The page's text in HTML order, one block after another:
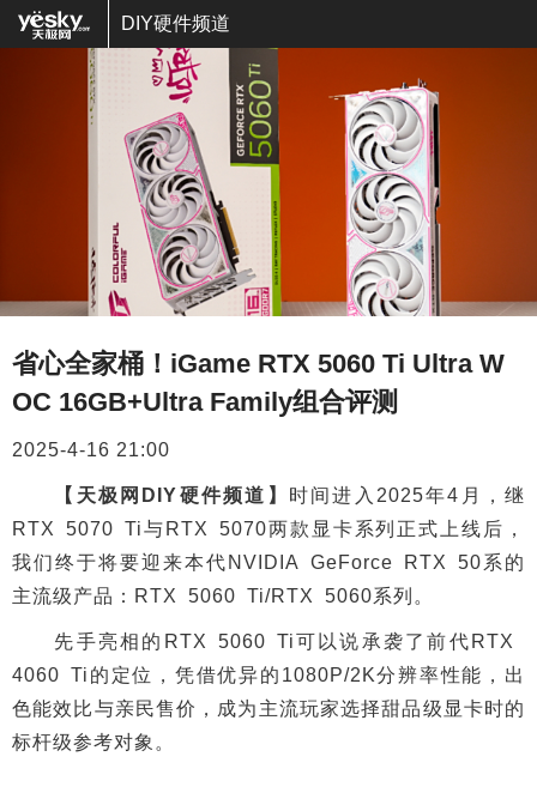
DIY硬件频道
省心全家桶！iGame RTX 5060 Ti Ultra W
OC 16GB+Ultra Family组合评测
2025-4-16 21:00
【天极网DIY硬件频道】 时间进入2025年4月，继
RTX 5070 Ti与RTX 5070两款显卡系列正式上线后，
我们终于将要迎来本代NVIDIA GeForce RTX 50系的
主流级产品：RTX 5060 Ti/RTX 5060系列。
先手亮相的RTX 5060 Ti可以说承袭了前代RTX
4060 Ti的定位，凭借优异的1080P/2K分辨率性能，出
色能效比与亲民售价，成为主流玩家选择甜品级显卡时的
标杆级参考对象。